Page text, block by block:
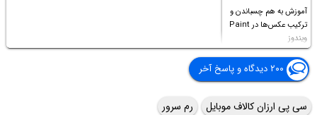
آموزش به هم چسباندن و
ترکیب عکس‌ها در Paint
ویندوز
۲۰۰ دیدگاه و پاسخ آخر
سی پی ارزان کالاف موبایل رم سرور